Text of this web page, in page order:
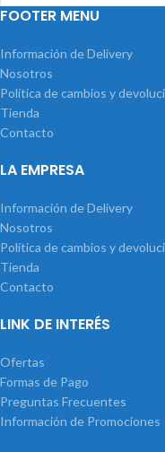
FOOTER MENU
Información de Delivery
Nosotros
Política de cambios y
Tienda
Contacto
LA EMPRESA
Información de Delivery
Nosotros
Política de cambios y
Tienda
Contacto
LINK DE INTERÉS
Ofertas
Formas de Pago
Preguntas Frecuentes
Información de Promociones